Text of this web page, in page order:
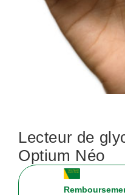
Lecteur de
Optium Néo